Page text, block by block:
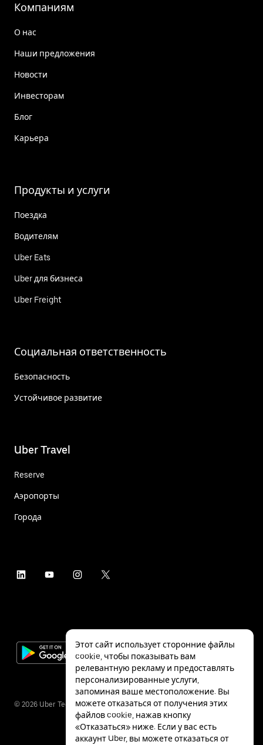
Компаниям
О нас
Наши предложения
Новости
Инвесторам
Блог
Карьера
Продукты и услуги
Поездка
Водителям
Uber Eats
Uber для бизнеса
Uber Freight
Социальная ответственность
Безопасность
Устойчивое развитие
Uber Travel
Reserve
Аэропорты
Города
© 2026 Uber Technologies Inc.
Этот сайт использует сторонние файлы
cookie, чтобы показывать вам
релевантную рекламу и предоставлять
персонализированные услуги,
запоминая ваше местоположение. Вы
можете отказаться от получения этих
файлов cookie, нажав кнопку
«Отказаться» ниже. Если у вас есть
аккаунт Uber, вы можете отказаться от